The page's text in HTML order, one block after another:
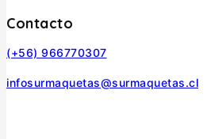
Contacto
(+56) 966770307
infosurmaquetas@surmaquetas.cl